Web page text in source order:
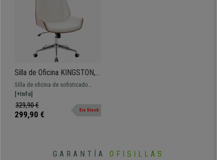
Silla de Oficina KINGSTON,
Elegante Diseño,
Reposacabezas Integrado,
en Madera Nogal y Piel
color Blanco
Silla de oficina de sofisticado
diseño con revestimiento de
madera y tapizada en piel sintética
de calidad. Amplio respaldo con
[+Info]
329,90 €
299,90 € Sin Stock
GARANTÍA OFISILLAS